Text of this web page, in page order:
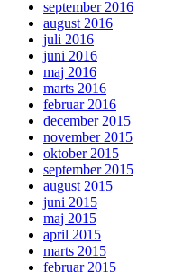
september 2016
august 2016
juli 2016
juni 2016
maj 2016
marts 2016
februar 2016
december 2015
november 2015
oktober 2015
september 2015
august 2015
juni 2015
maj 2015
april 2015
marts 2015
februar 2015